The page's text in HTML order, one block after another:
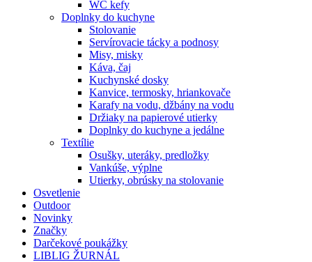
WC kefy
Doplnky do kuchyne
Stolovanie
Servírovacie tácky a podnosy
Misy, misky
Káva, čaj
Kuchynské dosky
Kanvice, termosky, hriankovače
Karafy na vodu, džbány na vodu
Držiaky na papierové utierky
Doplnky do kuchyne a jedálne
Textílie
Osušky, uteráky, predložky
Vankúše, výplne
Utierky, obrúsky na stolovanie
Osvetlenie
Outdoor
Novinky
Značky
Darčekové poukážky
LIBLIG ŽURNÁL